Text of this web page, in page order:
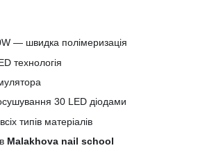
— швидка полімеризація
технологія
30 LED діодами
типів матеріалів
Malakhova nail school